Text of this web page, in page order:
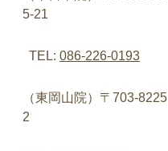
5-21
TEL: 086-226-0193
（東岡山院）〒 703-8225
2